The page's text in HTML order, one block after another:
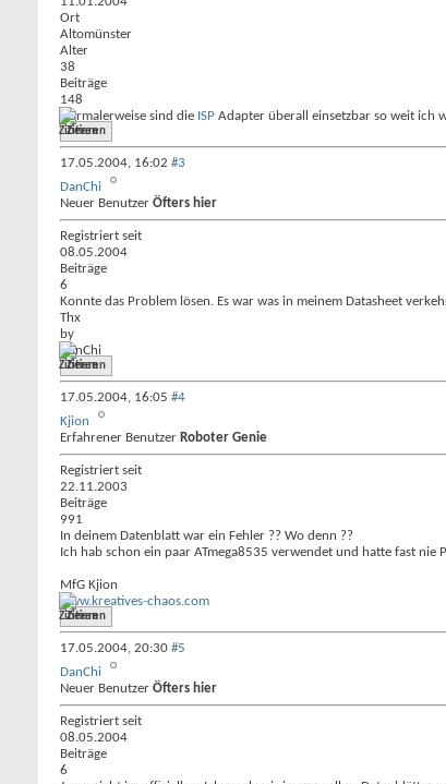
Ort
Altomünster
Alter
38
Beiträge
148
Normalerweise sind die ISP Adapter überall einsetzbar so weit ich
Zitieren
17.05.2004, 16:02 #3
DanChi
Neuer Benutzer Öfters hier
Registriert seit
08.05.2004
Beiträge
6
Konnte das Problem lösen. Es war was in meinem Datasheet
Thx
by
DanChi
Zitieren
17.05.2004, 16:05 #4
Kjion
Erfahrener Benutzer Roboter Genie
Registriert seit
22.11.2003
Beiträge
991
In deinem Datenblatt war ein Fehler ?? Wo denn ??
Ich hab schon ein paar ATmega8535 verwendet und hatte fast
MfG Kjion
www.kreatives-chaos.com
Zitieren
17.05.2004, 20:30 #5
DanChi
Neuer Benutzer Öfters hier
Registriert seit
08.05.2004
Beiträge
6